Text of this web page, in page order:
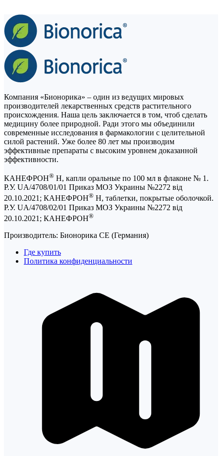
Компания «Бионорика» ‒ один из ведущих мировых
производителей лекарственных средств растительного
происхождения. Наша цель заключается в том, чтоб сделать
медицину более природной. Ради этого мы объединили
современные исследования в фармакологии с целительной
силой растений. Уже более 80 лет мы производим
эффективные препараты с высоким уровнем доказанной
эффективности.
КАНЕФРОН® Н, капли оральные по 100 мл в флаконе № 1.
Р.У. UA/4708/01/01 Приказ МОЗ Украины №2272 від
20.10.2021; КАНЕФРОН® Н, таблетки, покрытые оболочкой.
Р.У. UA/4708/02/01 Приказ МОЗ Украины №2272 від
20.10.2021; КАНЕФРОН®
Производитель: Бионорика СЕ (Германия)
Где купить
Политика конфиденциальности